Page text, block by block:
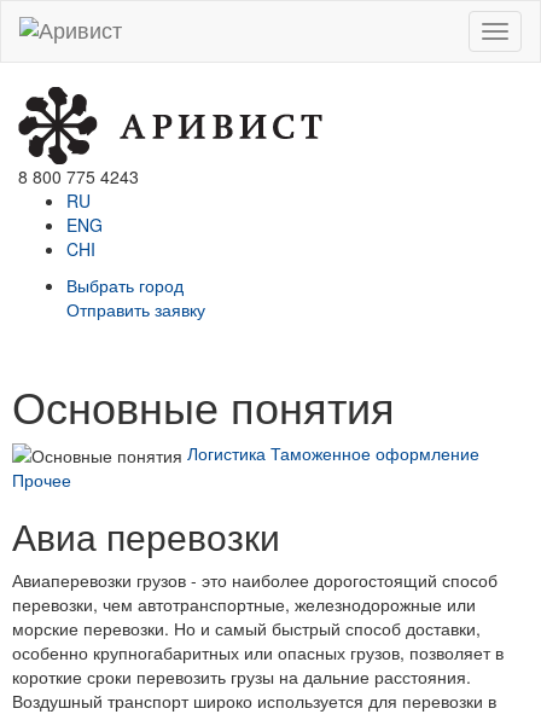
Menu
8 800 775 4243
RU
ENG
CHI
Выбрать город
Отправить заявку
Основные понятия
Логистика Таможенное оформление
Прочее
Авиа перевозки
Авиаперевозки грузов - это наиболее дорогостоящий способ
перевозки, чем автотранспортные, железнодорожные или
морские перевозки. Но и самый быстрый способ доставки,
особенно крупногабаритных или опасных грузов, позволяет в
короткие сроки перевозить грузы на дальние расстояния.
Воздушный транспорт широко используется для перевозки в